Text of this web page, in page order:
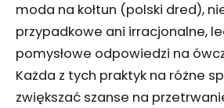
moda na kołtun (polski dred),
przypadkowe ani irracjonalne,
pomysłowe odpowiedzi na
Każda z tych praktyk na różne
zwiększać szanse na